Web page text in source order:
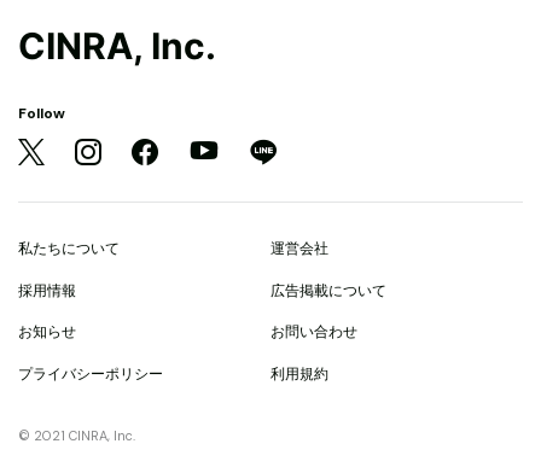
CINRA, Inc.
Follow
私たちについて 運営会社
採用情報 広告掲載について
お知らせ お問い合わせ
プライバシーポリシー 利用規約
© 2021 CINRA, Inc.